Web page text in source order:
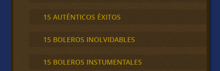
15 AUTÉNTICOS ÉXITOS
15 BOLEROS INOLVIDABLES
15 BOLEROS INSTUMENTALES